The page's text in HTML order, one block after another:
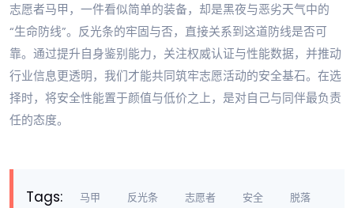
志愿者马甲，一件看似简单的装备，却是黑夜与恶劣天气中的
“生命防线”。反光条的牢固与否，直接关系到这道防线是否可
靠。通过提升自身鉴别能力，关注权威认证与性能数据，并推动
行业信息更透明，我们才能共同筑牢志愿活动的安全基石。在选
择时，将安全性能置于颜值与低价之上，是对自己与同伴最负责
任的态度。
Tags: 马甲 反光条 志愿者 安全 脱落